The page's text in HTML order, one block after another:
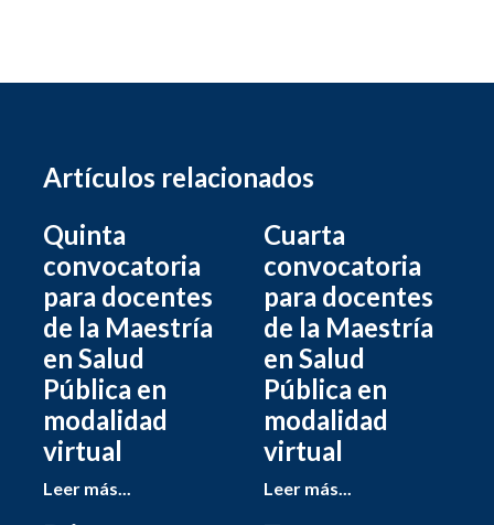
Artículos relacionados
Quinta
convocatoria
para docentes
de la Maestría
en Salud
Pública en
modalidad
virtual
Leer más...
Cuarta
convocatoria
para docentes
de la Maestría
en Salud
Pública en
modalidad
virtual
Leer más...